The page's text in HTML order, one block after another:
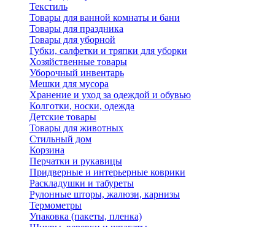
Текстиль
Товары для ванной комнаты и бани
Товары для праздника
Товары для уборной
Губки, салфетки и тряпки для уборки
Хозяйственные товары
Уборочный инвентарь
Мешки для мусора
Хранение и уход за одеждой и обувью
Колготки, носки, одежда
Детские товары
Товары для животных
Стильный дом
Корзина
Перчатки и рукавицы
Придверные и интерьерные коврики
Раскладушки и табуреты
Рулонные шторы, жалюзи, карнизы
Термометры
Упаковка (пакеты, пленка)